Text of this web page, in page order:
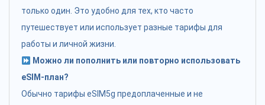
только один. Это удобно для тех, кто часто
путешествует или использует разные тарифы для
работы и личной жизни.
Можно ли пополнить или повторно использовать
eSIM-план?
Обычно тарифы eSIM5g предоплаченные и не